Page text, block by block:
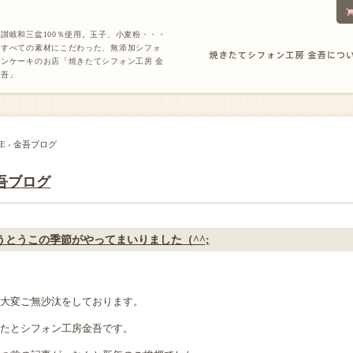
讃岐和三盆100％使用。玉子、小麦粉・・・
すべての素材にこだわった、無添加シフォ
ンケーキのお店「焼きたてシフォン工房 金
吾」
› 金吾ブログ
ブログ
とうこの季節がやってまいりました（^^;
変ご無沙汰をしております。
とシフォン工房金吾です。